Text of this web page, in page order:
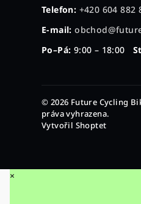
Telefon: +420 604 882
E-mail:
Po–Pá: 9:00 – 18:00
© 2026 Future Cycling
práva vyhrazena.
Vytvořil Shoptet
×